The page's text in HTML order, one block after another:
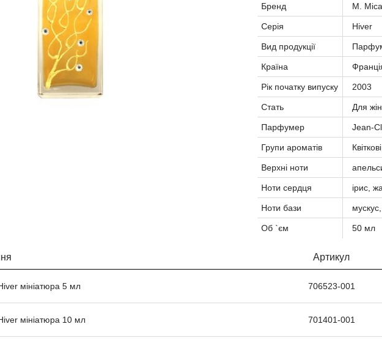
Бренд M.
Серія Hiver
Вид продукції
Країна
Рік початку випуску 2003
Стать Для
Парфумер Jean-
Групи ароматів Квіткові
Верхні ноти
Ноти сердця ірис,
Ноти бази
Об `єм 50 мл
Артикул
мініатюра 5 мл 706523-001
мініатюра 10 мл 701401-001